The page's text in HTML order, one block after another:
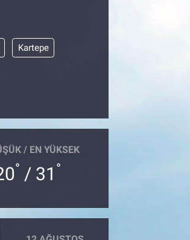
Kartepe
/ EN YÜKSEK
° / 31 °